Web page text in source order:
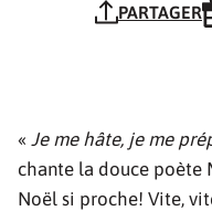
PARTAGER
« Je me hâte, je me
chante la douce poète
Noël si proche! Vite,